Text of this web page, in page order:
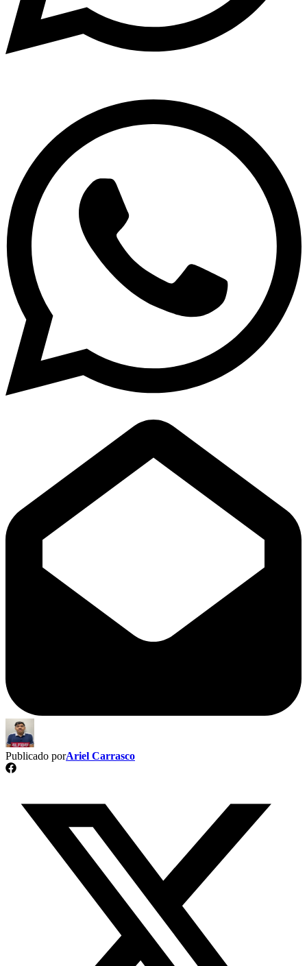
Publicado porAriel Carrasco